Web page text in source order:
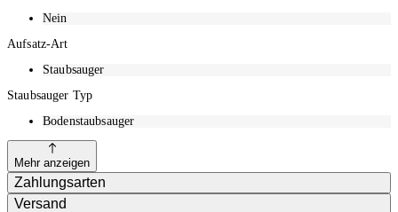
Nein
Aufsatz-Art
Staubsauger
Staubsauger Typ
Bodenstaubsauger
Mehr anzeigen
Zahlungsarten
Versand